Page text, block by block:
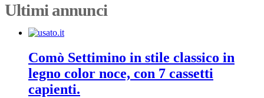
Ultimi annunci
Comò Settimino in stile classico in
legno color noce, con 7 cassetti
capienti.